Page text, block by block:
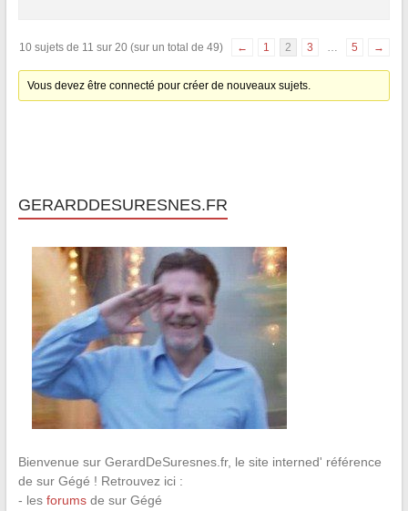
10 sujets de 11 sur 20 (sur un total de 49) ← 1 2 3 … 5 →
Vous devez être connecté pour créer de nouveaux sujets.
GERARDDESURESNES.FR
Bienvenue sur GerardDeSuresnes.fr, le site interned' référence
de sur Gégé ! Retrouvez ici :
- les forumsde sur Gégé